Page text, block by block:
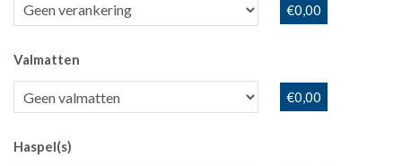
€0,00
Valmatten
€0,00
Haspel(s)